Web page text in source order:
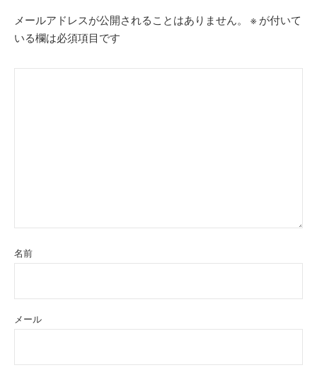
メールアドレスが公開されることはありません。 ※ が付いて
いる欄は必須項目です
名前
メール